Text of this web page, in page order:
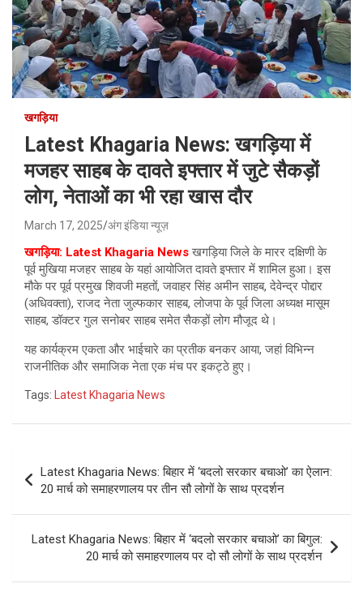
खगड़िया
Latest Khagaria News: खगड़िया में
मजहर साहब के दावते इफ्तार में जुटे सैकड़ों
लोग, नेताओं का भी रहा खास दौर
March 17, 2025 अंग इंडिया न्यूज़
खगड़िया: Latest Khagaria News खगड़िया जिले के मारर दक्षिणी के
पूर्व मुखिया मजहर साहब के यहां आयोजित दावते इफ्तार में शामिल हुआ। इस
मौके पर पूर्व प्रमुख शिवजी महतों, जवाहर सिंह अमीन साहब, देवेन्द्र पोद्दार
(अधिवक्ता), राजद नेता जुल्फकार साहब, लोजपा के पूर्व जिला अध्यक्ष मासूम
साहब, डॉक्टर गुल सनोबर साहब समेत सैकड़ों लोग मौजूद थे।
यह कार्यक्रम एकता और भाईचारे का प्रतीक बनकर आया, जहां विभिन्न
राजनीतिक और समाजिक नेता एक मंच पर इकट्ठे हुए।
Tags: Latest Khagaria News
navigation
Latest Khagaria News: बिहार में ‘बदलो सरकार बचाओ’ का ऐलान:
20 मार्च को समाहरणालय पर तीन सौ लोगों के साथ प्रदर्शन
Latest Khagaria News: बिहार में ‘बदलो सरकार बचाओ’ का बिगुल:
20 मार्च को समाहरणालय पर दो सौ लोगों के साथ प्रदर्शन